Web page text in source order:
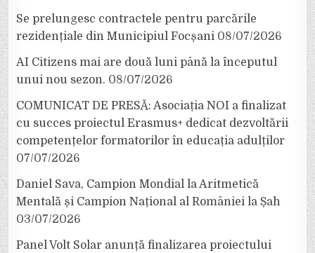
Se prelungesc contractele pentru parcările
rezidențiale din Municipiul Focșani 08/07/2026
AI Citizens mai are două luni până la începutul
unui nou sezon. 08/07/2026
COMUNICAT DE PRESĂ: Asociația NOI a finalizat
cu succes proiectul Erasmus+ dedicat dezvoltării
competențelor formatorilor în educația adulților
07/07/2026
Daniel Sava, Campion Mondial la Aritmetică
Mentală și Campion Național al României la Șah
03/07/2026
Panel Volt Solar anunță finalizarea proiectului